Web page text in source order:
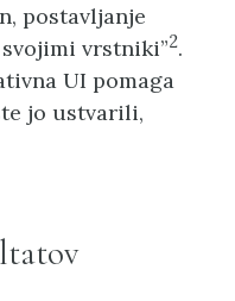
postavljanje
vrstniki”2.
UI pomaga
jo ustvarili,